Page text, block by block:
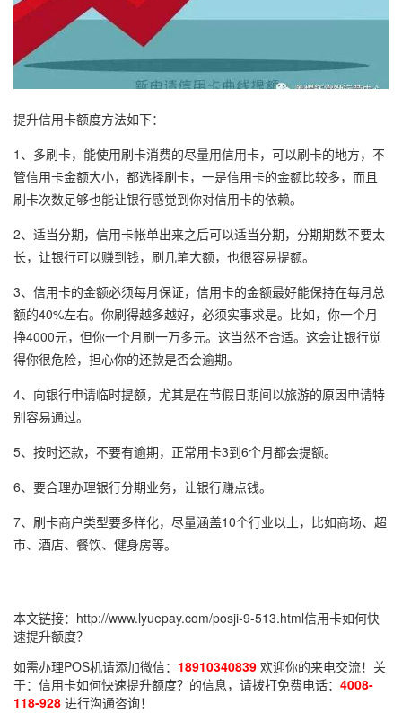
提升信用卡额度方法如下：
1、多刷卡，能使用刷卡消费的尽量用信用卡，可以刷卡的地方，不
管信用卡金额大小，都选择刷卡，一是信用卡的金额比较多，而且
刷卡次数足够也能让银行感觉到你对信用卡的依赖。
2、适当分期，信用卡帐单出来之后可以适当分期，分期期数不要太
长，让银行可以赚到钱，刷几笔大额，也很容易提额。
3、信用卡的金额必须每月保证，信用卡的金额最好能保持在每月总
额的40%左右。你刷得越多越好，必须实事求是。比如，你一个月
挣4000元，但你一个月刷一万多元。这当然不合适。这会让银行觉
得你很危险，担心你的还款是否会逾期。
4、向银行申请临时提额，尤其是在节假日期间以旅游的原因申请特
别容易通过。
5、按时还款，不要有逾期，正常用卡3到6个月都会提额。
6、要合理办理银行分期业务，让银行赚点钱。
7、刷卡商户类型要多样化，尽量涵盖10个行业以上，比如商场、超
市、酒店、餐饮、健身房等。
本文链接： http://www.lyuepay.com/posji-9-513.html信用卡如何快
速提升额度？
如需办理POS机请添加微信： 18910340839 欢迎你的来电交流！关
于： 信用卡如何快速提升额度？ 的信息，请拨打免费电话： 4008-
118-928 进行沟通咨询！